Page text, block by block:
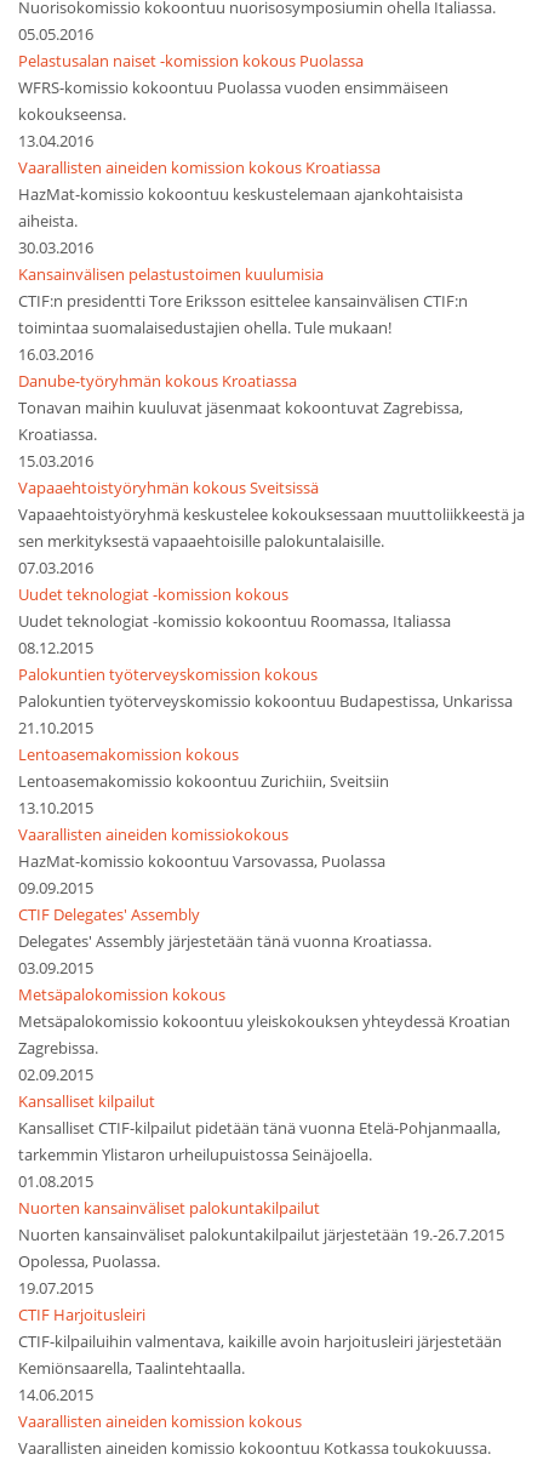
Nuorisokomissio kokoontuu nuorisosymposiumin ohella Italiassa.
05.05.2016
Pelastusalan naiset -komission kokous Puolassa
WFRS-komissio kokoontuu Puolassa vuoden ensimmäiseen
kokoukseensa.
13.04.2016
Vaarallisten aineiden komission kokous Kroatiassa
HazMat-komissio kokoontuu keskustelemaan ajankohtaisista
aiheista.
30.03.2016
Kansainvälisen pelastustoimen kuulumisia
CTIF:n presidentti Tore Eriksson esittelee kansainvälisen CTIF:n
toimintaa suomalaisedustajien ohella. Tule mukaan!
16.03.2016
Danube-työryhmän kokous Kroatiassa
Tonavan maihin kuuluvat jäsenmaat kokoontuvat Zagrebissa,
Kroatiassa.
15.03.2016
Vapaaehtoistyöryhmän kokous Sveitsissä
Vapaaehtoistyöryhmä keskustelee kokouksessaan muuttoliikkeestä ja
sen merkityksestä vapaaehtoisille palokuntalaisille.
07.03.2016
Uudet teknologiat -komission kokous
Uudet teknologiat -komissio kokoontuu Roomassa, Italiassa
08.12.2015
Palokuntien työterveyskomission kokous
Palokuntien työterveyskomissio kokoontuu Budapestissa, Unkarissa
21.10.2015
Lentoasemakomission kokous
Lentoasemakomissio kokoontuu Zurichiin, Sveitsiin
13.10.2015
Vaarallisten aineiden komissiokokous
HazMat-komissio kokoontuu Varsovassa, Puolassa
09.09.2015
CTIF Delegates' Assembly
Delegates' Assembly järjestetään tänä vuonna Kroatiassa.
03.09.2015
Metsäpalokomission kokous
Metsäpalokomissio kokoontuu yleiskokouksen yhteydessä Kroatian
Zagrebissa.
02.09.2015
Kansalliset kilpailut
Kansalliset CTIF-kilpailut pidetään tänä vuonna Etelä-Pohjanmaalla,
tarkemmin Ylistaron urheilupuistossa Seinäjoella.
01.08.2015
Nuorten kansainväliset palokuntakilpailut
Nuorten kansainväliset palokuntakilpailut järjestetään 19.-26.7.2015
Opolessa, Puolassa.
19.07.2015
CTIF Harjoitusleiri
CTIF-kilpailuihin valmentava, kaikille avoin harjoitusleiri järjestetään
Kemiönsaarella, Taalintehtaalla.
14.06.2015
Vaarallisten aineiden komission kokous
Vaarallisten aineiden komissio kokoontuu Kotkassa toukokuussa.